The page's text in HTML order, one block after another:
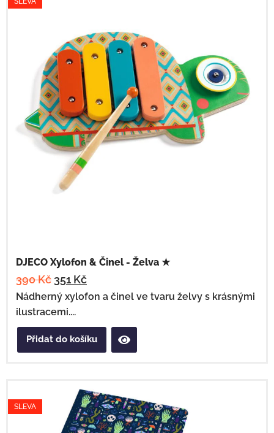
DJECO Xylofon & Činel - Želva ★
390Kč 351 Kč
Nádherný xylofon a činel ve tvaru želvy s krásnými
ilustracemi....
Přidat do košíku
SLEVA